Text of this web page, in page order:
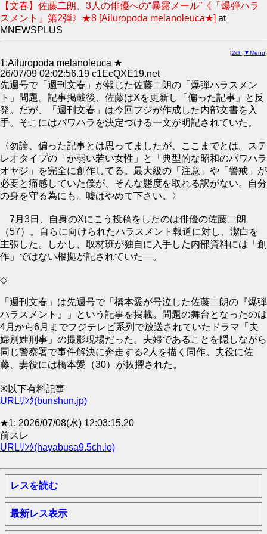
【文春】佐藤二朗、3人の俳優への“暴露メール”《「爆弾ハラ
スメント」第2弾》★8 [Ailuropoda melanoleuca★] at
MNEWSPLUS
[2ch| ▼Menu]
1:Ailuropoda melanoleuca ★
26/07/09 02:02:56.19 c1EcQXE19.net
先週号で「週刊文春」が報じた佐藤二朗の「爆弾ハラスメン
ト」問題。記事掲載後、佐藤はⅩを更新し「偏った記事」と反
発。だが、「週刊文春」は今回フジが作成した内部文書を入
手。そこにはパワハラを決定づける一文が明記されていた。
〈勿論、偏った記事とは思ってましたが、ここまでとは。ステ
レオタイプの「か弱い若い女性」と「典型的な昭和のパワハラ
オヤジ」を完全に創作してる。最大級の「注意」や「警戒」が
必要と痛感していた僕が、そんな態度を取れる訳がない。自分
の身を守る為にも。嘘はやめて下さい。〉
7月3日、自身のXにこう投稿をしたのは俳優の佐藤二朗
（57）。自らに向けられたハラスメント報道に対し、潔白を
主張した。しかし、取材班が独自に入手した内部資料には「創
作」ではない根拠が記されていた―。
◇
「週刊文春」は先週号で「橋本愛が号泣した佐藤二朗の『爆弾
ハラスメント』」という記事を掲載。問題の舞台となったのは
4月から6月までフジテレビ系列で放送されていたドラマ「夫
婦別姓刑事」の撮影現場だった。夫婦であることを隠しながら
同じ警察署で事件解決に奔走する2人を描く同作。夫役に佐
藤、妻役には橋本愛（30）が抜擢された。
※以下有料記事
URLﾘﾝｸ(bunshun.jp)
★1: 2026/07/08(水) 12:03:15.20
前スレ
URLﾘﾝｸ(hayabusa9.5ch.io)
レスを読む
最新レス表示